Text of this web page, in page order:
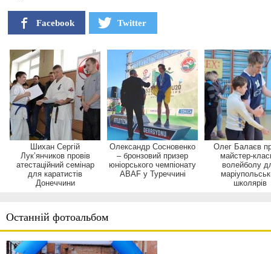
Останній фотоальбом
Facebook Twitter
Шихан Сергій
Лук’янчиков провів
атестаційний семінар
для каратистів
Донеччини
Олександр Сосновенко
– бронзовий призер
юніорського чемпіонату
ABAF у Туреччині
Олег Балаєв
майстер-
волейболу
школярів